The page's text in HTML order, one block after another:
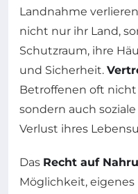
Landnahme
nicht nur ihr Land,
Schutzraum, ihre
und Sicherheit.
Betroffenen oft
sondern auch
Verlust ihres
Das Recht auf
Möglichkeit, eigenes